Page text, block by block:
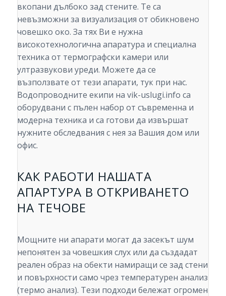
вкопани дълбоко зад стените. Те са
невъзможни за визуализация от обикновено
човешко око. За тях Ви е нужна
високотехнологична апаратура и специална
техника от термографски камери или
ултразвукови уреди. Можете да се
възползвате от тези апарати, тук при нас.
Водопроводните екипи на vik-uslugi.info са
оборудвани с пълен набор от съвременна и
модерна техника и са готови да извършат
нужните обследвания с нея за Вашия дом или
офис.
КАК РАБОТИ НАШАТА
АПАРТУРА В ОТКРИВАНЕТО
НА ТЕЧОВЕ
Мощните ни апарати могат да засекът шум
непонятен за човешкия слух или да създадат
реален образ на обекти намиращи се зад стени
и повърхности само чрез температурен анализ
(термо анализ). Тези подходи бележат огромен